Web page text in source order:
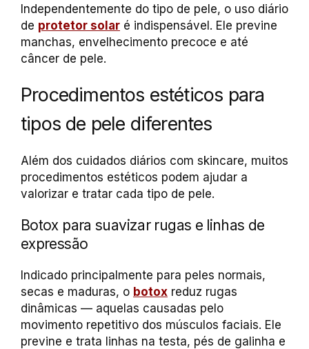
Independentemente do tipo de pele, o uso diário
de protetor solar é indispensável. Ele previne
manchas, envelhecimento precoce e até
câncer de pele.
Procedimentos estéticos para
tipos de pele diferentes
Além dos cuidados diários com skincare, muitos
procedimentos estéticos podem ajudar a
valorizar e tratar cada tipo de pele.
Botox para suavizar rugas e linhas de
expressão
Indicado principalmente para peles normais,
secas e maduras, o botox reduz rugas
dinâmicas — aquelas causadas pelo
movimento repetitivo dos músculos faciais. Ele
previne e trata linhas na testa, pés de galinha e